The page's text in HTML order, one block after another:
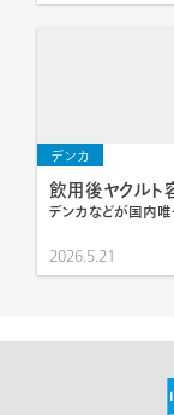
デンカ
飲用後ヤクルト
デンカなどが国内
2026.5.21